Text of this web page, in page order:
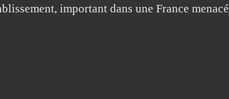
important dans une France